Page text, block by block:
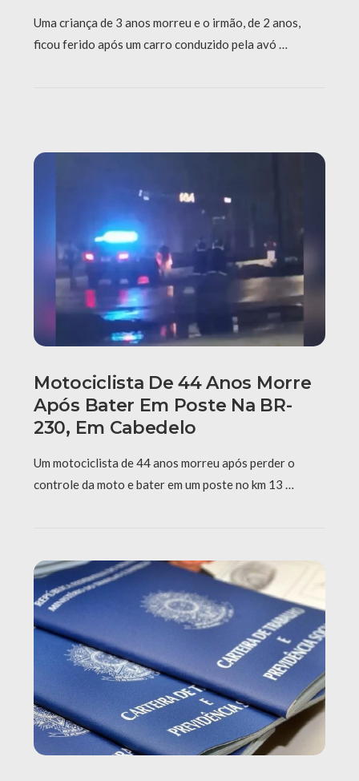
Uma criança de 3 anos morreu e o irmão, de 2 anos,
ficou ferido após um carro conduzido pela avó …
Motociclista De 44 Anos Morre
Após Bater Em Poste Na BR-
230, Em Cabedelo
Um motociclista de 44 anos morreu após perder o
controle da moto e bater em um poste no km 13 …